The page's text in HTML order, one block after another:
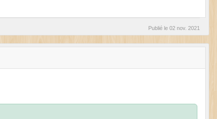
Publié le 02 nov. 2021